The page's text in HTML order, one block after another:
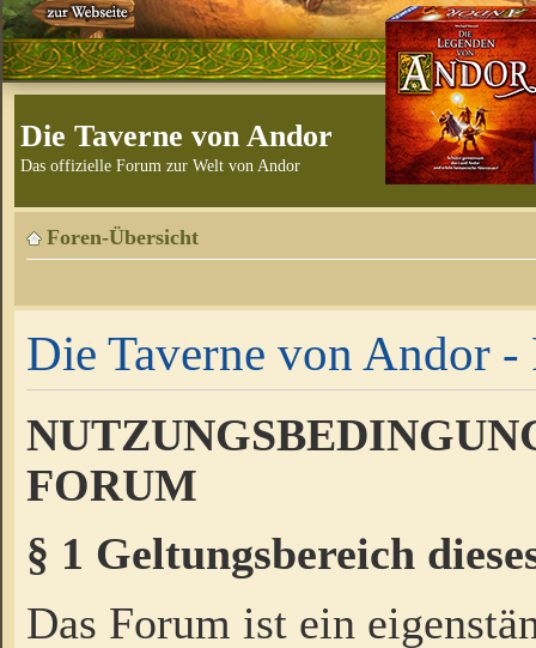
Die Taverne von Andor
Das offizielle Forum zur Welt von Andor
Foren-Übersicht
Die Taverne von Andor -
FORUM
§ 1 Geltungsbereich
Das Forum ist ein